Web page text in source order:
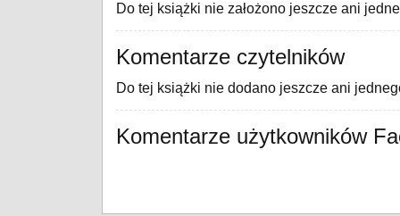
Do tej książki nie założono jeszcze ani
Komentarze czytelników
Do tej książki nie dodano jeszcze ani
Komentarze użytkowników